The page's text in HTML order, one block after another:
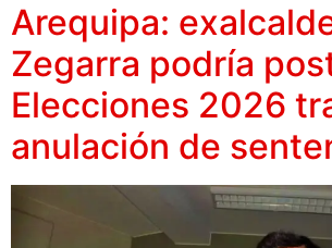
Arequipa:
Zegarra podría
Elecciones 2026
anulación de